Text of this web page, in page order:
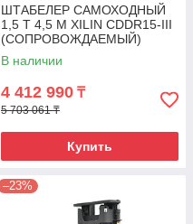
ШТАБЕЛЕР САМОХОДНЫЙ
1,5 Т 4,5 М XILIN CDDR15-III
(СОПРОВОЖДАЕМЫЙ)
В наличии
4 412 990 ₸
5 703 061 ₸
Купить
–23%